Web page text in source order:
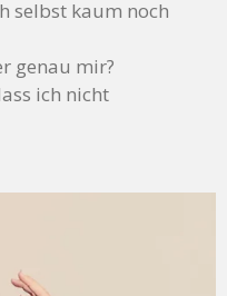
selbst kaum noch
genau mir?
ich nicht